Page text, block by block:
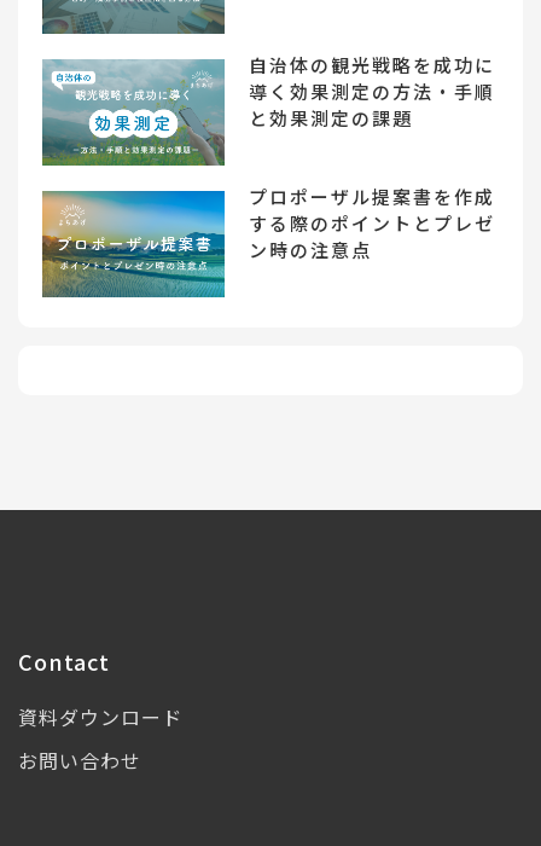
自治体の観光戦略を成功に
導く効果測定の方法・手順
と効果測定の課題
プロポーザル提案書を作成
する際のポイントとプレゼ
ン時の注意点
Contact
資料ダウンロード
お問い合わせ